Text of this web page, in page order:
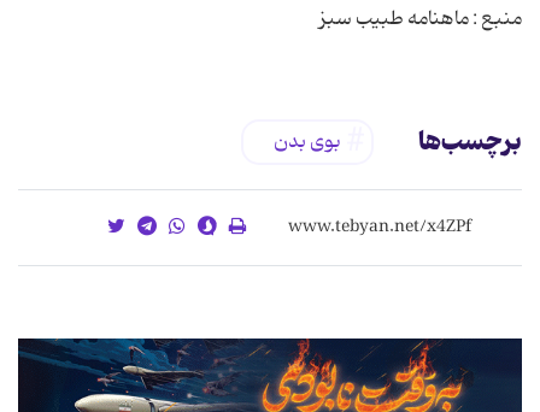
منبع : ماهنامه طبیب سبز
برچسب‌ها بوی بدن